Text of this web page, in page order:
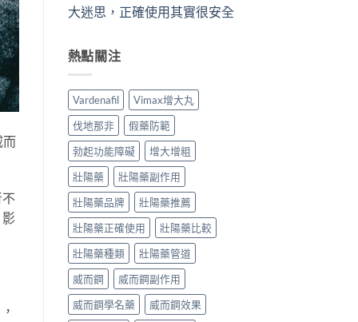
而
大迷思，正確使用其實很安全
熱點關注
Vardenafil
Vimax增大丸
伐地那非
假藥防範
勃起功能障礙
增大增粗
壯陽藥
壯陽藥副作用
壯陽藥品牌
壯陽藥推薦
壯陽藥正確使用
壯陽藥比較
壯陽藥種類
壯陽藥管道
威而鋼
威而鋼副作用
威而鋼學名藥
威而鋼效果